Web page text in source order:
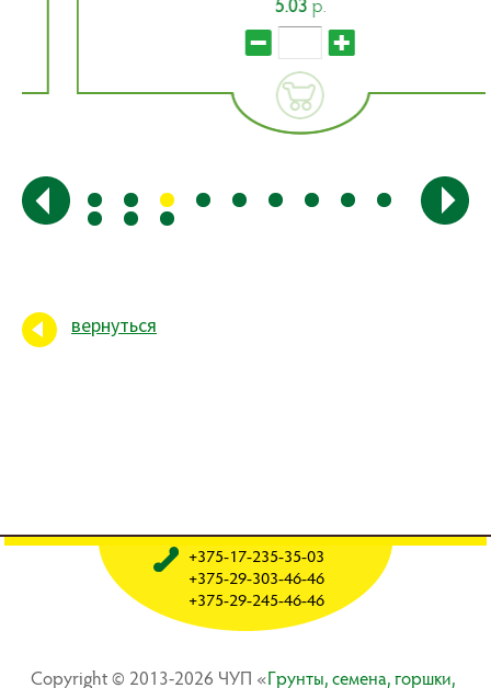
вернуться
Copyright © 2013-2026 ЧУП «Гpyнты, ceмeнa, гopшки,
+375-17-235-35-03
+375-29-303-46-46
+375-29-245-46-46